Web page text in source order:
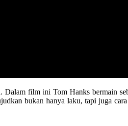
film ini Tom Hanks bermain
bukan hanya laku, tapi juga